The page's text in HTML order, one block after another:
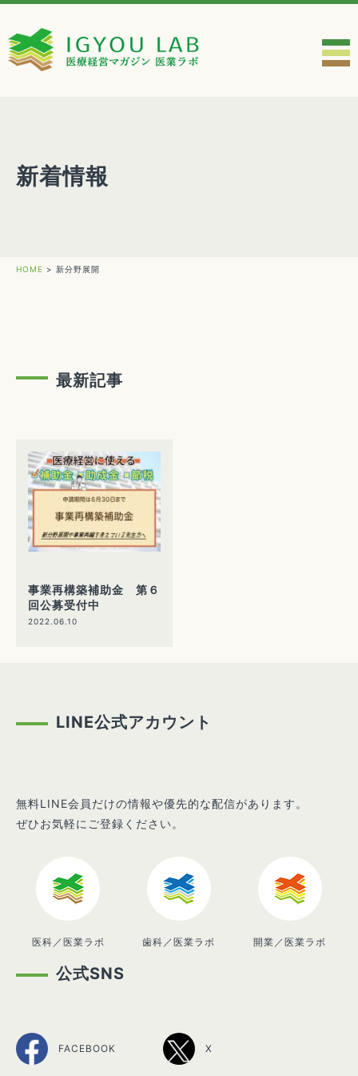
新着情報
HOME > 新分野展開
最新記事
事業再構築補助金 第６
回公募受付中
2022.06.10
LINE公式アカウント
無料LINE会員だけの情報や優先的な配信があります。
ぜひお気軽にご登録ください。
医科／医業ラボ 歯科／医業ラボ 開業／医業ラボ
公式SNS
FACEBOOK X